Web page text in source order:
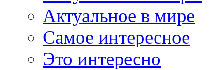
Актуальное в мире
Самое интересное
Это интересно